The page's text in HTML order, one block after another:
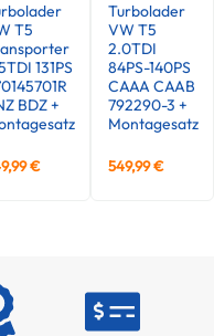
T5
131PS
BDZ +
€
Turbolader
VW T5
2.0TDI
84PS-140PS
CAAA CAAB
792290-3 +
Montagesatz
549,99€